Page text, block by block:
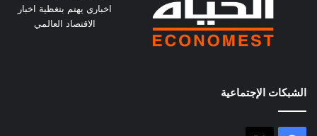
اخباري يهتم بتغظية اخبار
الاقتصاد العالمي
الشبكات الإجتماعية